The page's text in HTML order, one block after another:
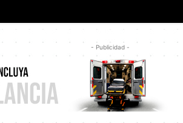
- Publicidad -